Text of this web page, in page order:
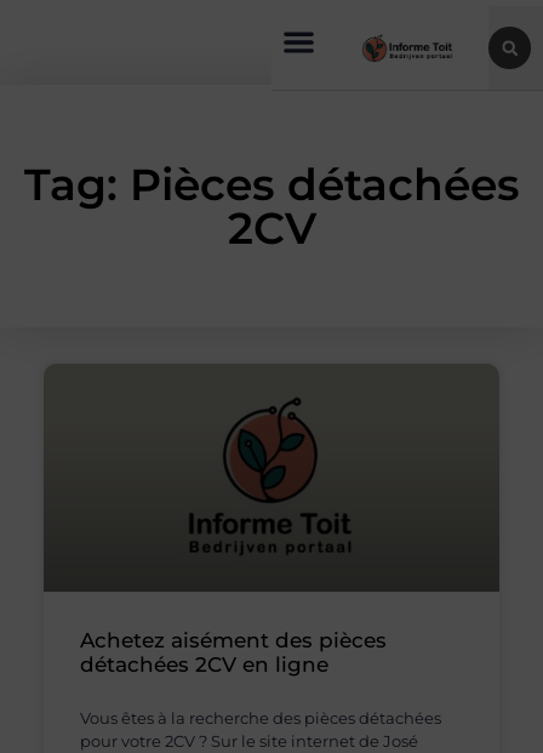
Tag: Pièces détachées
2CV
Achetez aisément des pièces
détachées 2CV en ligne
Vous êtes à la recherche des pièces détachées
pour votre 2CV ? Sur le site internet de José